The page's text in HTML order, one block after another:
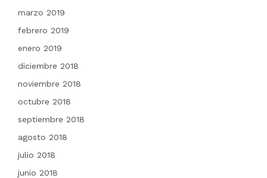
marzo 2019
febrero 2019
enero 2019
diciembre 2018
noviembre 2018
octubre 2018
septiembre 2018
agosto 2018
julio 2018
junio 2018